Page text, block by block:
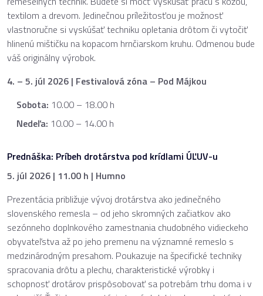
textilom a drevom. Jedinečnou príležitosťou je možnosť
vlastnoručne si vyskúšať techniku opletania drôtom či vytočiť
hlinenú mištičku na kopacom hrnčiarskom kruhu. Odmenou bude
váš originálny výrobok.
4. – 5. júl 2026 | Festivalová zóna – Pod Májkou
Sobota: 10.00 – 18.00 h
Nedeľa: 10.00 – 14.00 h
Prednáška: Príbeh drotárstva pod krídlami ÚĽUV-u
5. júl 2026 | 11.00 h | Humno
Prezentácia približuje vývoj drotárstva ako jedinečného
slovenského remesla – od jeho skromných začiatkov ako
sezónneho doplnkového zamestnania chudobného vidieckeho
obyvateľstva až po jeho premenu na významné remeslo s
medzinárodným presahom. Poukazuje na špecifické techniky
spracovania drôtu a plechu, charakteristické výrobky i
schopnosť drotárov prispôsobovať sa potrebám trhu doma i v